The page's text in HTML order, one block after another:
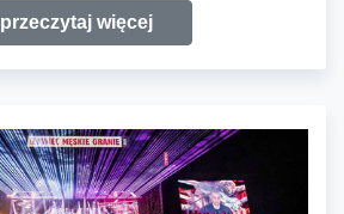
przeczytaj więcej